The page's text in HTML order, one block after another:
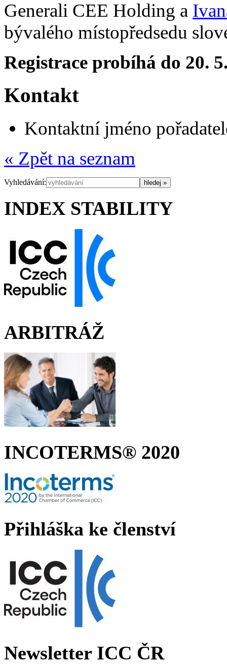
Generali CEE Holding a
bývalého místopředsedu
Registrace probíhá do 20.
Kontakt
Kontaktní jméno
« Zpět na seznam
Vyhledávání:
INDEX STABILITY
ARBITRÁŽ
INCOTERMS® 2020
Přihláška ke členství
Newsletter ICC ČR